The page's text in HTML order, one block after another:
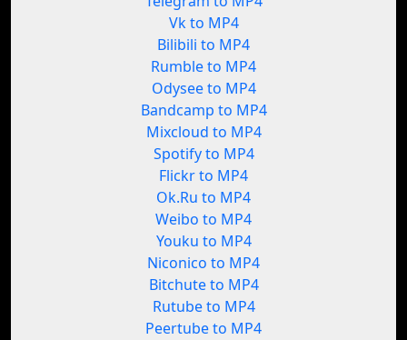
Vk to MP4
Bilibili to MP4
Rumble to MP4
Odysee to MP4
Bandcamp to MP4
Mixcloud to MP4
Spotify to MP4
Flickr to MP4
Ok.Ru to MP4
Weibo to MP4
Youku to MP4
Niconico to MP4
Bitchute to MP4
Rutube to MP4
Peertube to MP4